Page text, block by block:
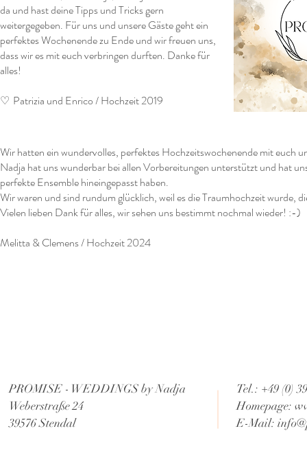
da und hast deine Tipps und Tricks gern
weitergegeben. Für uns und unsere Gäste geht ein
perfektes Wochenende zu Ende und wir freuen uns,
dass wir es mit euch verbringen durften. Danke für
alles!
♡ Patrizia und Enrico / Hochzeit 2019
Wir hatten ein wundervolles, perfektes Hochzeitswochenende mit euch
Nadja hat uns wunderbar bei allen Vorbereitungen unterstützt und hat
perfekte Ensemble hineingepasst haben.
Wir waren und sind rundum glücklich, weil es die Traumhochzeit wurde,
Vielen lieben Dank für alles, wir sehen uns bestimmt nochmal wieder! :-)
Melitta & Clemens / Hochzeit 2024
PROMISE - WEDDINGS by Nadja
Weberstraße 24
39576 Stendal
Tel.: +49 (0)
Homepage:
E-Mail: